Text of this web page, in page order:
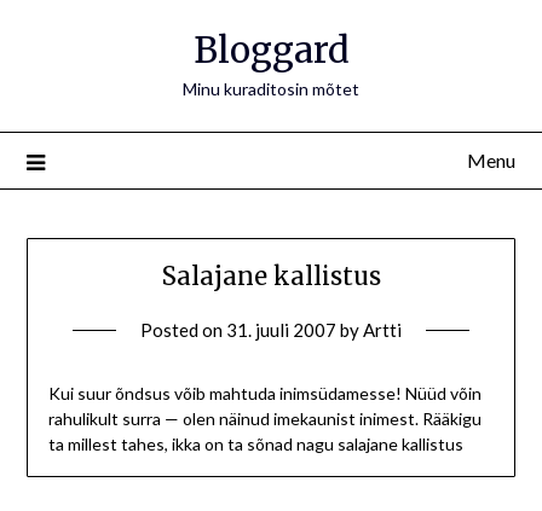
Bloggard
Minu kuraditosin mõtet
Menu
Salajane kallistus
Posted on 31. juuli 2007 byArtti
Kui suur õndsus võib mahtuda inimsüdamesse! Nüüd võin
rahulikult surra — olen näinud imekaunist inimest. Rääkigu
ta millest tahes, ikka on ta sõnad nagu salajane kallistus